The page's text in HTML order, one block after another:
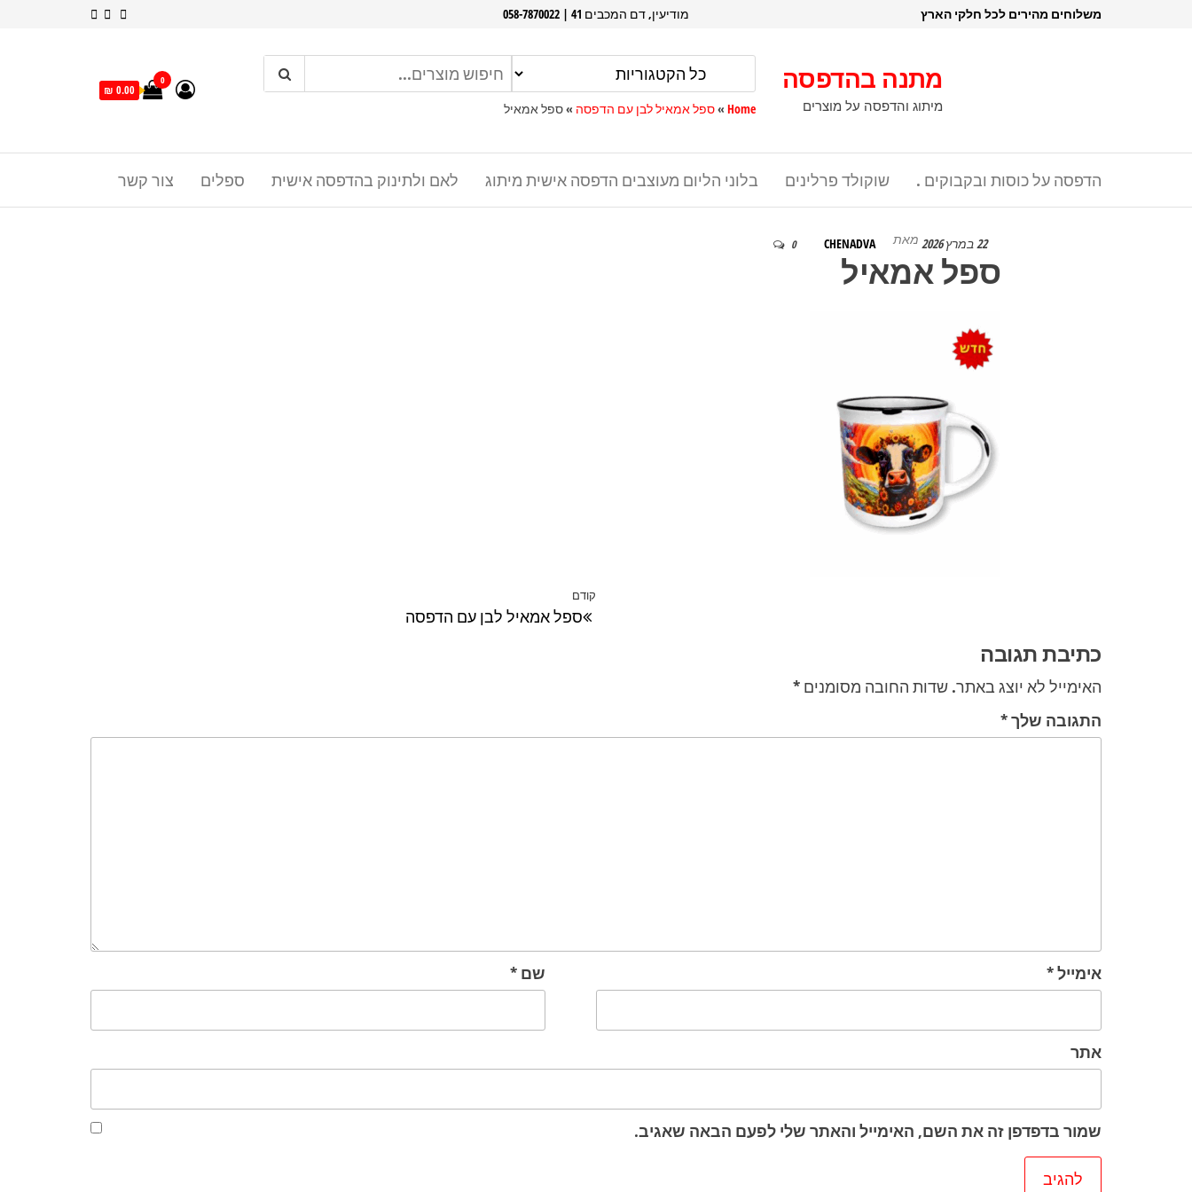
משלוחים מהירים לכל חלקי הארץ מודיעין, דם המכבים 41 | 058-7870022
מתנה בהדפסה
מיתוג והדפסה על מוצרים Home
»ספל אמאיל לבן עם הדפסה »ספל אמאיל
0
0.00 ₪
צור קשר ספלים לאם ולתינוק בהדפסה אישית בלוני הליום מעוצבים הדפסה אישית מיתוג שוקולד פרלינים הדפסה על כוסות ובקבוקים .
22 במרץ 2026 מאת CHENADVA
0
ספל אמאיל
הפוסט
הקודם
קודם
ספל אמאיל לבן עם הדפסה
כתיבת תגובה
האימייל לא יוצג באתר. שדות החובה מסומנים *
התגובה שלך*
שם * אימייל*
אתר
שמור בדפדפן זה את השם, האימייל והאתר שלי לפעם הבאה שאגיב.